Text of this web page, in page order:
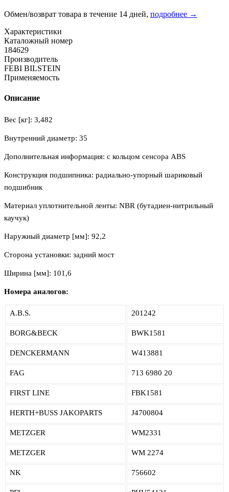
Обмен/возврат товара в течение 14 дней, подробнее →
Характеристики
Каталожный номер
184629
Производитель
FEBI BILSTEIN
Применяемость
Описание
Вес [кг]: 3,482
Внутренний диаметр: 35
Дополнительная информация: с кольцом сенсора ABS
Конструкция подшипника: радиально-упорный шариковый
подшибник
Материал уплотнительной ленты: NBR (бутадиен-нитрильный
каучук)
Наружный диаметр [мм]: 92,2
Сторона установки: задний мост
Ширина [мм]: 101,6
Номера аналогов:
A.B.S. 201242
BORG&BECK BWK1581
DENCKERMANN W413881
FAG 713 6980 20
FIRST LINE FBK1581
HERTH+BUSS JAKOPARTS J4700804
METZGER WM2331
METZGER WM 2274
NK 756602